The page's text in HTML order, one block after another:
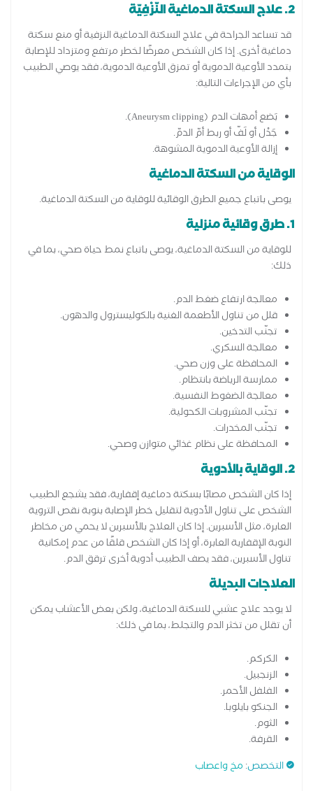
2. علاج السكتة الدماغية النّزْفِيّة
قد تساعد الجراحة في علاج السكتة الدماغية النزفية أو منع سكتة
دماغية أخرى. إذا كان الشخص معرضًا لخطر مرتفع ومتزداد للإصابة
بتمدد الأوعية الدموية أو تمزق الأوعية الدموية، فقد يوصي الطبيب
بأي من الإجراءات التالية:
بَضع أمهات الدم (Aneurysm clipping).
جَدْل أو لَفّ أو ربط أمّ الدمّ.
إزالة الأوعية الدموية المشوهة.
الوقاية من السكتة الدماغية
يوصى باتباع جميع الطرق الوقائية للوقاية من السكتة الدماغية.
1. طرق وقائية منزلية
للوقاية من السكتة الدماغية، يوصى باتباع نمط حياة صحي، بما في
ذلك:
معالجة ارتفاع ضغط الدم.
قلل من تناول الأطعمة الغنية بالكوليسترول والدهون.
تجنّب التدخين.
معالجة السكري.
المحافظة على وزن صحي.
ممارسة الرياضة بانتظام.
معالجة الضغوط النفسية.
تجنّب المشروبات الكحولية.
تجنّب المخدرات.
المحافظة على نظام غذائي متوازن وصحي.
2. الوقاية بالأدوية
إذا كان الشخص مصابًا بسكتة دماغية إقفارية، فقد يشجع الطبيب
الشخص على تناول الأدوية لتقليل خطر الإصابة بنوبة نقص التروية
العابرة، مثل الأسبرين. إذا كان العلاج بالأسبرين لا يحمي من مخاطر
النوبة الإقفارية العابرة، أو إذا كان الشخص قلقًا من عدم إمكانية
تناول الأسبرين، فقد يصف الطبيب أدوية أخرى ترقق الدم.
العلاجات البديلة
لا يوجد علاج عشبي للسكتة الدماغية، ولكن بعض الأعشاب يمكن
أن تقلل من تخثر الدم والتجلط، بما في ذلك:
الكركم.
الزنجبيل.
الفلفل الأحمر.
الجنكو بايلوبا.
الثوم.
القرفة.
التخصص: مخ واعصاب